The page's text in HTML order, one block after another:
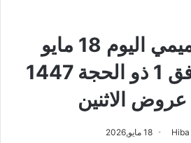
عروض التميمي اليوم 18 مايو
2026 الموافق 1 ذو الحجة 1447
الاثنين
18 مايو,2026